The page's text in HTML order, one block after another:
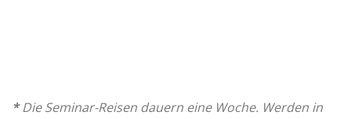
*Die Seminar-Reisen dauern eine Woche. Werden in